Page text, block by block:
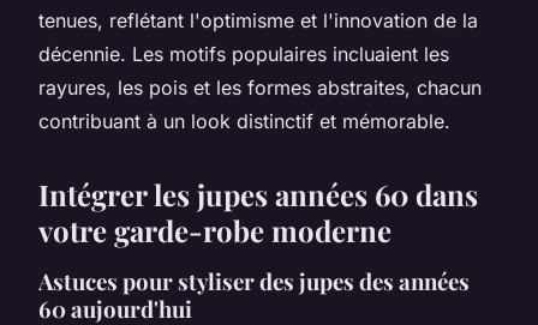
tenues, reflétant l'optimisme et l'innovation de la
décennie. Les motifs populaires incluaient les
rayures, les pois et les formes abstraites, chacun
contribuant à un look distinctif et mémorable.
Intégrer les jupes années 60 dans
votre garde-robe moderne
Astuces pour styliser des jupes des années
60 aujourd'hui